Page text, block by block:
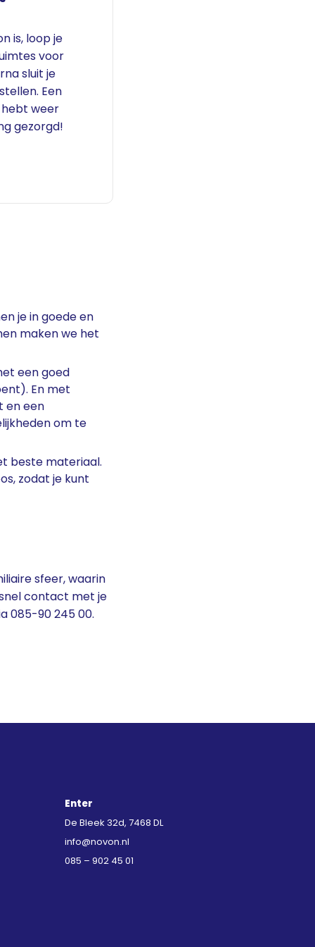
is, loop je
voor
sluit je
Een
hebt weer
gezorgd!
je in goede en
maken we het
een goed
En met
en een
om te
beste materiaal.
zodat je kunt
sfeer, waarin
contact met je
085-90 245 00.
Enter
De Bleek 32d, 7468 DL
info@novon.nl
085 – 902 45 01